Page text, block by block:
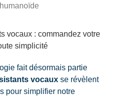
humanoïde
fait désormais partie
vocaux se révèlent
pour simplifier notre